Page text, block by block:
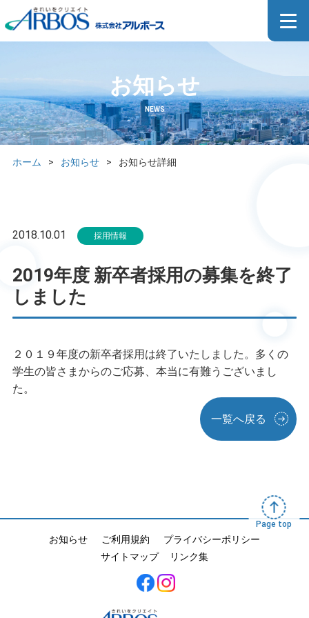
お知らせ
NEWS
ホーム > お知らせ > お知らせ詳細
2018.10.01 採用情報
2019年度 新卒者採用の募集を終了
しました
２０１９年度の新卒者採用は終了いたしました。多くの
学生の皆さまからのご応募、本当に有難うございまし
た。
一覧へ戻る
Page top
お知らせ ご利用規約
プライバシーポリシー
サイトマップ
リンク集